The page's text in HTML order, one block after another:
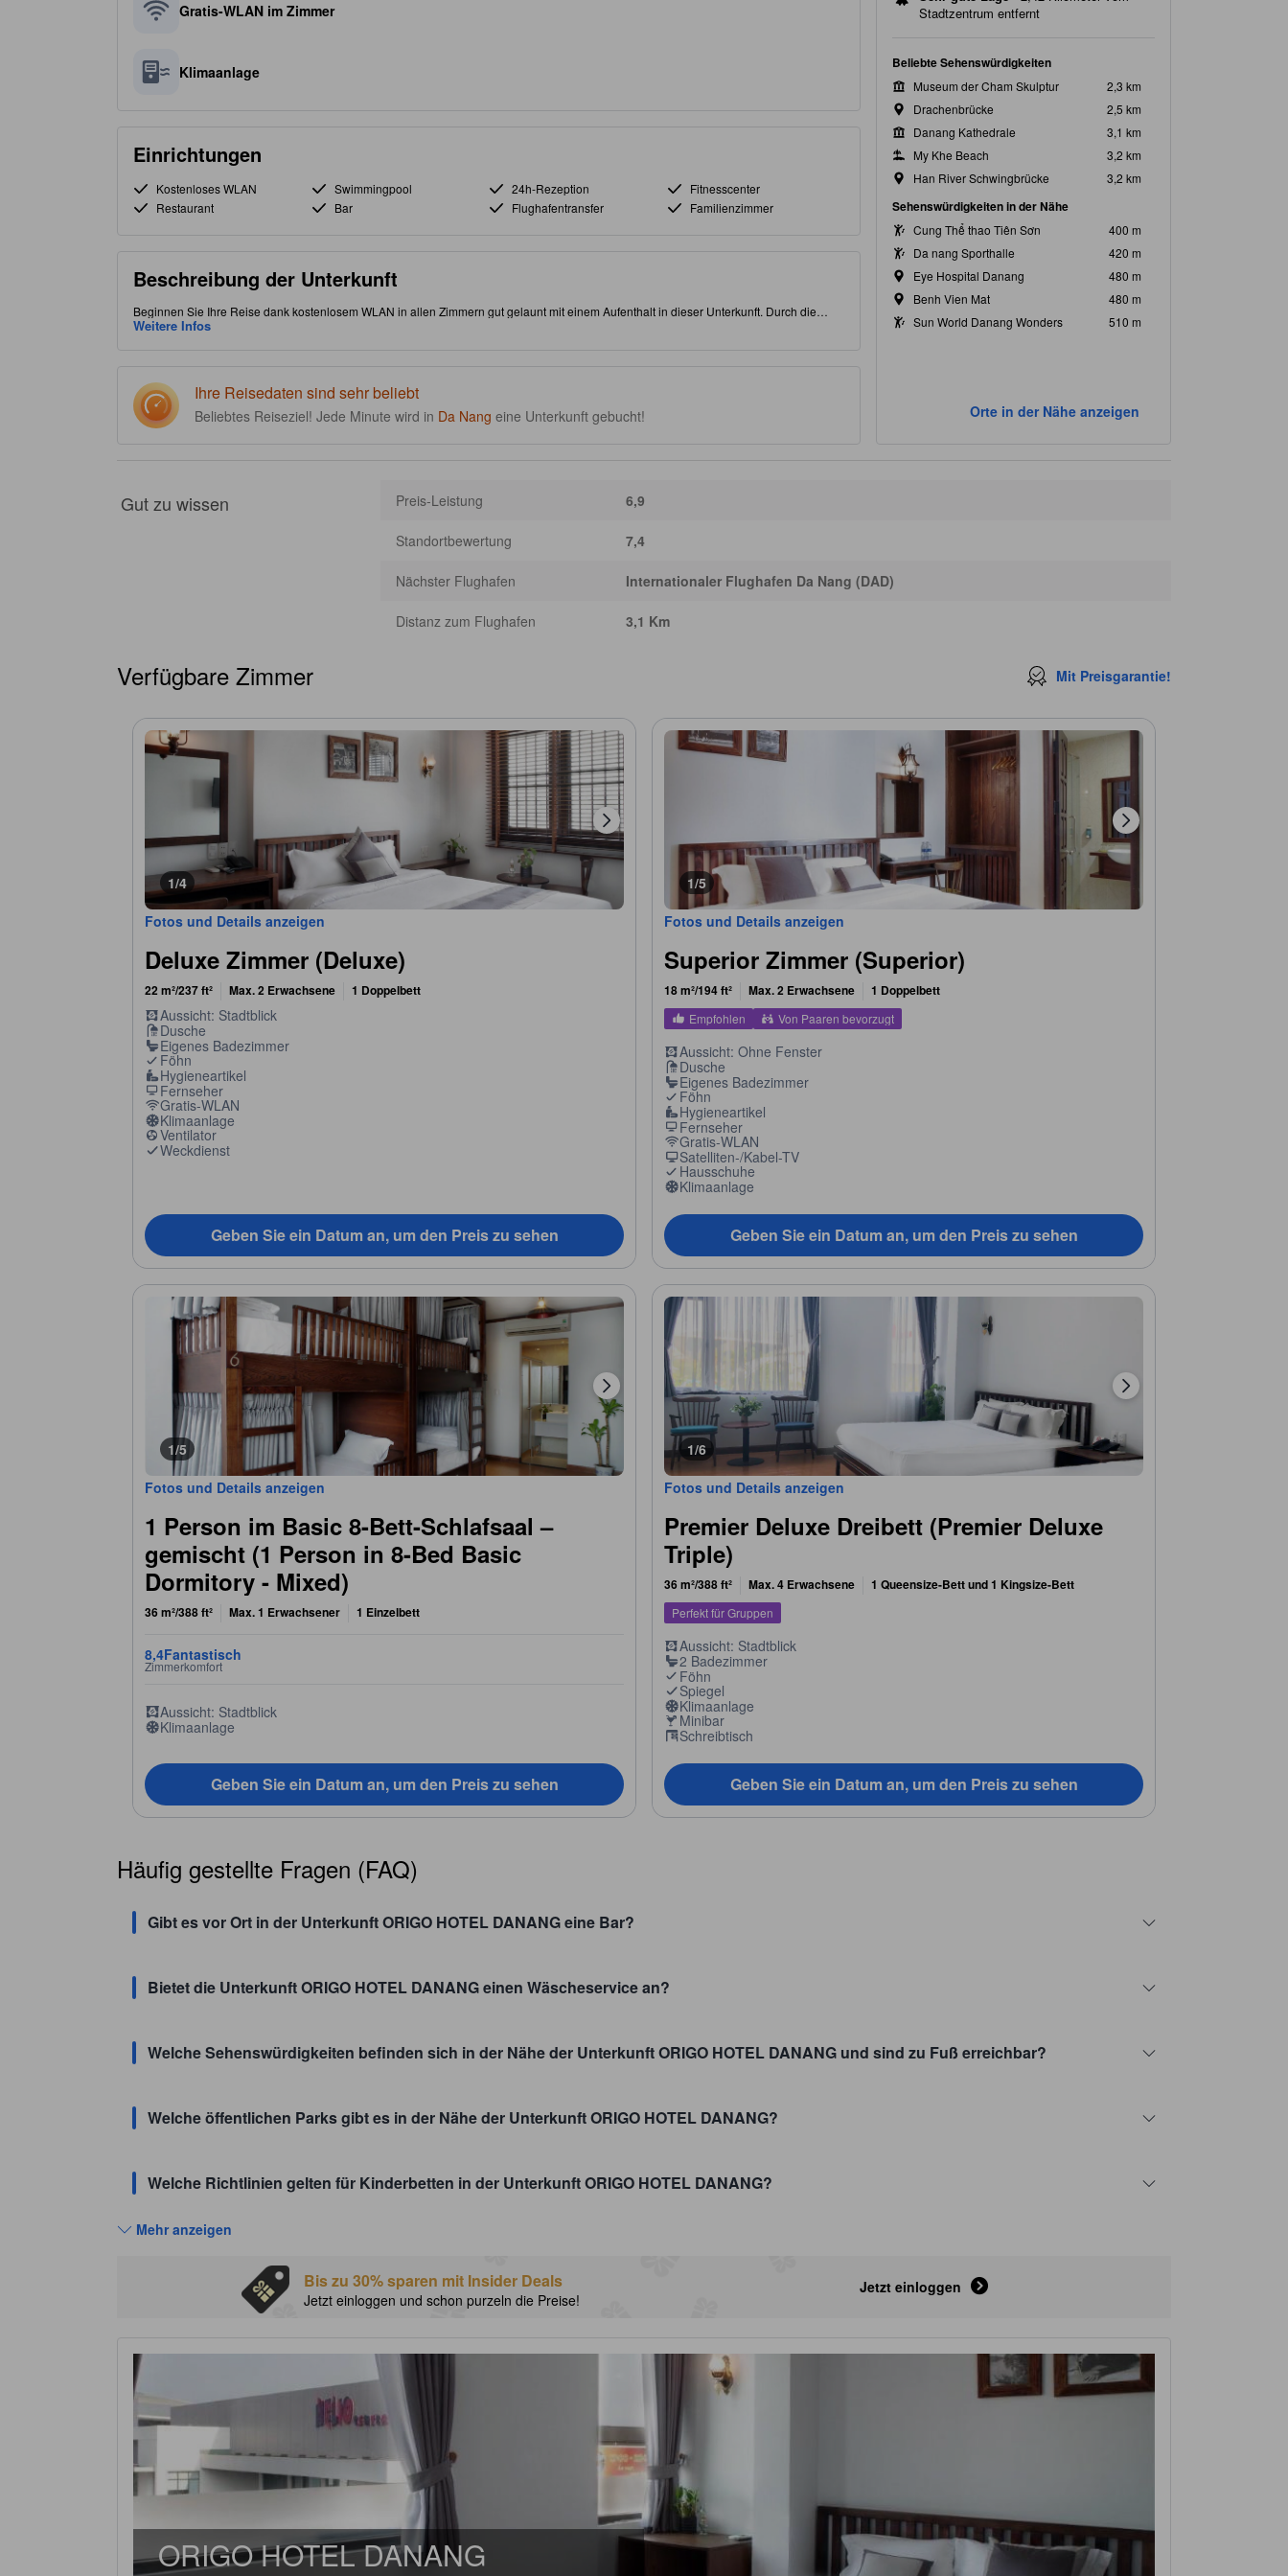
Gratis-WLAN im Zimmer
Klimaanlage
Einrichtungen
Kostenloses WLAN Swimmingpool 24h-Rezeption
Fitnesscenter
Restaurant
Bar Flughafentransfer Familienzimmer
Beschreibung der Unterkunft
Beginnen Sie Ihre Reise dank kostenlosem WLAN in allen Zimmern gut gelaunt mit einem Aufenthalt in dieser Unterkunft. Durch die
günstige Lage im Stadtteil Hải Châu von Da Nang sind Sie in der Nähe von Attraktionen und interessanten Speisemöglichkeiten. Es gibt
Weitere Infos
Ihre Reisedaten sind sehr beliebt
Beliebtes Reiseziel! Jede Minute wird in Da Nang eine Unterkunft gebucht!
Stadtzentrum entfernt
Beliebte Sehenswürdigkeiten
Museum der Cham Skulptur
2,3 km
Drachenbrücke
2,5 km
Danang Kathedrale
3,1 km
My Khe Beach
3,2 km
Han River Schwingbrücke
3,2 km
Sehenswürdigkeiten in der Nähe
Cung Thể thao Tiên Sơn
400 m
Da nang Sporthalle
420 m
Eye Hospital Danang
480 m
Benh Vien Mat
480 m
Sun World Danang Wonders
510 m
Orte in der Nähe anzeigen
Gut zu wissen Preis-Leistung 6,9
Standortbewertung 7,4
Nächster Flughafen Internationaler Flughafen Da Nang (DAD)
Distanz zum Flughafen 3,1 Km
Verfügbare Zimmer Mit Preisgarantie!
1/4
Fotos und Details anzeigen
Deluxe Zimmer (Deluxe)
22 m²/237 ft² Max. 2 Erwachsene 1 Doppelbett
Aussicht: Stadtblick
Dusche
Eigenes Badezimmer
Föhn
Hygieneartikel
Fernseher
Gratis-WLAN
Klimaanlage
Ventilator
Weckdienst
Geben Sie ein Datum an, um den Preis zu sehen
1/5
Fotos und Details anzeigen
Superior Zimmer (Superior)
18 m²/194 ft² Max. 2 Erwachsene 1 Doppelbett
Empfohlen Von Paaren bevorzugt
Aussicht: Ohne Fenster
Dusche
Eigenes Badezimmer
Föhn
Hygieneartikel
Fernseher
Gratis-WLAN
Satelliten-/Kabel-TV
Hausschuhe
Klimaanlage
Geben Sie ein Datum an, um den Preis zu sehen
1/5
Fotos und Details anzeigen
1 Person im Basic 8-Bett-Schlafsaal –
gemischt (1 Person in 8-Bed Basic
Dormitory - Mixed)
36 m²/388 ft² Max. 1 Erwachsener 1 Einzelbett
8,4Fantastisch
Zimmerkomfort
Aussicht: Stadtblick
Klimaanlage
Geben Sie ein Datum an, um den Preis zu sehen
1/6
Fotos und Details anzeigen
Premier Deluxe Dreibett (Premier Deluxe
Triple)
36 m²/388 ft² Max. 4 Erwachsene 1 Queensize-Bett und 1 Kingsize-Bett
Perfekt für Gruppen
Aussicht: Stadtblick
2 Badezimmer
Föhn
Spiegel
Klimaanlage
Minibar
Schreibtisch
Geben Sie ein Datum an, um den Preis zu sehen
Häufig gestellte Fragen (FAQ)
Gibt es vor Ort in der Unterkunft ORIGO HOTEL DANANG eine Bar?
Bietet die Unterkunft ORIGO HOTEL DANANG einen Wäscheservice an?
Welche Sehenswürdigkeiten befinden sich in der Nähe der Unterkunft ORIGO HOTEL DANANG und sind zu Fuß erreichbar?
Welche öffentlichen Parks gibt es in der Nähe der Unterkunft ORIGO HOTEL DANANG?
Welche Richtlinien gelten für Kinderbetten in der Unterkunft ORIGO HOTEL DANANG?
Mehr anzeigen
Bis zu 30% sparen mit Insider Deals
Jetzt einloggen und schon purzeln die Preise!
Jetzt einloggen
ORIGO HOTEL DANANG